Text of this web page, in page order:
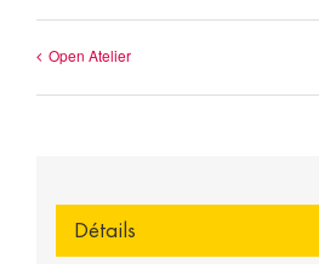
Open Atelier
Détails